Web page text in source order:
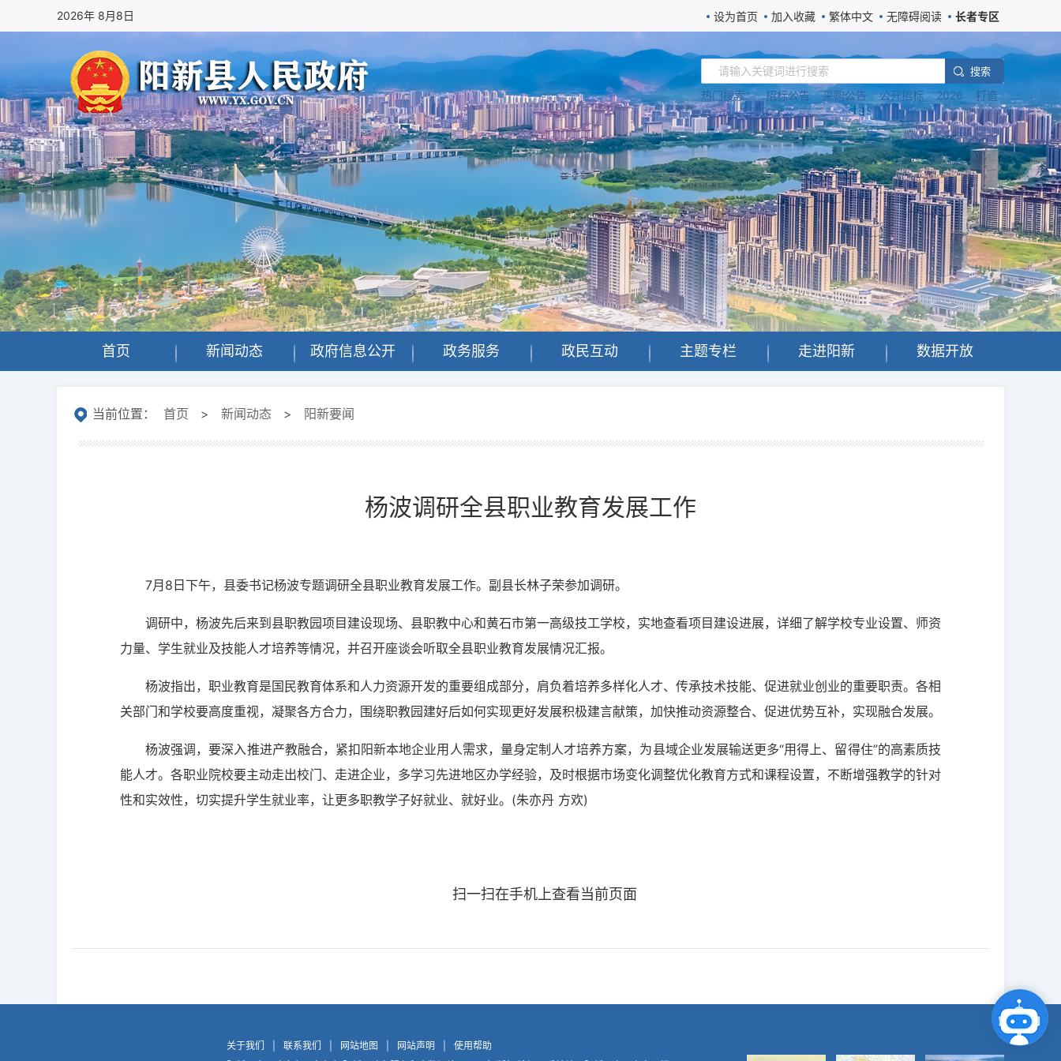
2026年 8月8日 设为首页 加入收藏 繁体中文 无障碍阅读 长者专区
搜 索
热门搜索： 招标公告 采购公告 公开招标 2026 打造
首页 新闻动态 政府信息公开 政务服务 政民互动 主题专栏 走进阳新 数据开放
当前位置： 首页 > 新闻动态 > 阳新要闻
杨波调研全县职业教育发展工作
7月8日下午，县委书记杨波专题调研全县职业教育发展工作。副县长林子荣参加调研。
调研中，杨波先后来到县职教园项目建设现场、县职教中心和黄石市第一高级技工学校，实地查看项目建设进展，详细了解学校专业设置、师资
力量、学生就业及技能人才培养等情况，并召开座谈会听取全县职业教育发展情况汇报。
杨波指出，职业教育是国民教育体系和人力资源开发的重要组成部分，肩负着培养多样化人才、传承技术技能、促进就业创业的重要职责。各相
关部门和学校要高度重视，凝聚各方合力，围绕职教园建好后如何实现更好发展积极建言献策，加快推动资源整合、促进优势互补，实现融合发展。
杨波强调，要深入推进产教融合，紧扣阳新本地企业用人需求，量身定制人才培养方案，为县域企业发展输送更多“用得上、留得住”的高素质技
能人才。各职业院校要主动走出校门、走进企业，多学习先进地区办学经验，及时根据市场变化调整优化教育方式和课程设置，不断增强教学的针对
性和实效性，切实提升学生就业率，让更多职教学子好就业、就好业。(朱亦丹 方欢)
扫一扫在手机上查看当前页面
关于我们 联系我们 网站地图 网站声明
使用帮助